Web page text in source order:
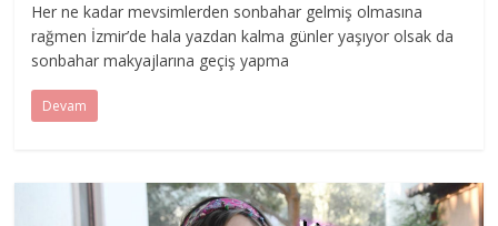
Her ne kadar mevsimlerden sonbahar gelmiş olmasına
rağmen İzmir’de hala yazdan kalma günler yaşıyor olsak da
sonbahar makyajlarına geçiş yapma
Devam